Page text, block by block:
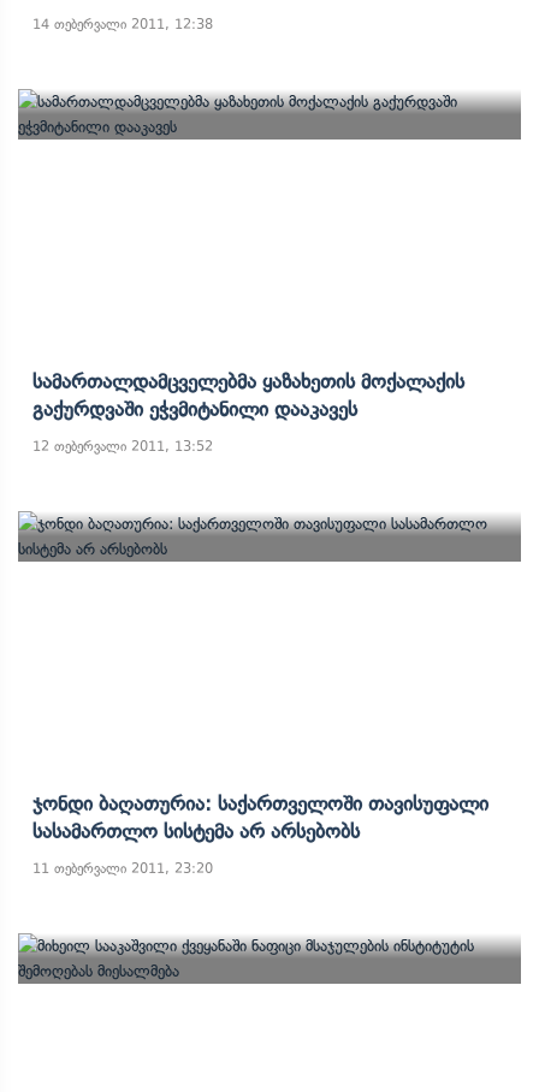
14 თებერვალი 2011, 12:38
Სამართალდამცველებმა Ყაზახეთის Მოქალაქის
Გაქურდვაში Ეჭვმიტანილი Დააკავეს
12 თებერვალი 2011, 13:52
Ჯონდი Ბაღათურია: Საქართველოში Თავისუფალი
Სასამართლო Სისტემა Არ Არსებობს
11 თებერვალი 2011, 23:20